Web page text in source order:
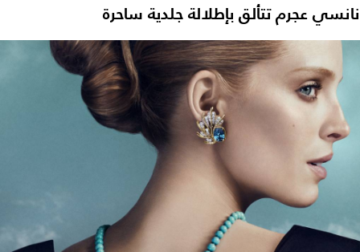
نانسي عجرم تتألق بإطلالة جلدية ساحرة